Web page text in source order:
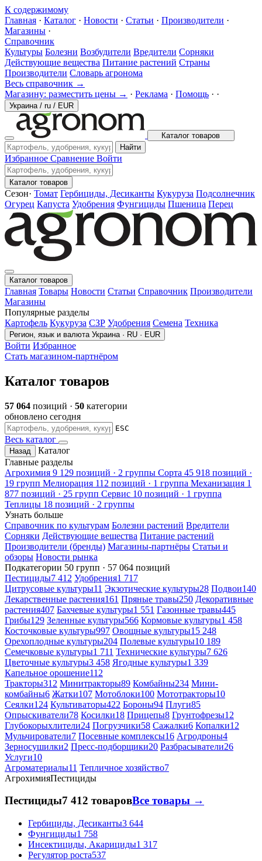
К содержимому
Главная · Каталог · Новости · Статьи · Производители ·
Магазины ·
Справочник
Культуры Болезни Возбудители Вредители Сорняки
Действующие вещества Питание растений Страны
Производители Словарь агронома
Весь справочник →
Магазину: разместить цены → · Реклама · Помощь · ·
Украина / ru / EUR
Каталог товаров
Найти
Избранное Сравнение Войти
Каталог товаров
Сезон· Томат Гербициды, Десиканты Кукуруза Подсолнечник
Огурец Капуста Удобрения Фунгициды Пшеница Перец
Каталог товаров
Главная Товары Новости Статьи Справочник Производители
Магазины
Популярные разделы
Картофель Кукуруза СЗР Удобрения Семена Техника
Регион, язык и валюта Украина · RU · EUR
Войти Избранное
Стать магазином-партнёром
Каталог товаров
57 064 позиций · 50 категории
обновлено сегодня
ESC
Весь каталог
Назад
Каталог
Главные разделы
Агрохимия 9 129 позиций · 2 группы Сорта 45 918 позиций ·
19 групп Мелиорация 112 позиций · 1 группа Механизация 1
877 позиций · 25 групп Сервис 10 позиций · 1 группа
Теплицы 18 позиций · 2 группы
Узнать больше
Справочник по культурам Болезни растений Вредители
Сорняки Действующие вещества Питание растений
Производители (бренды) Магазины-партнёры Статьи и
обзоры Новости рынка
Подкатегории 50 групп · 57 064 позиций
Пестициды7 412 Удобрения1 717
Цитрусовые культуры11 Экзотические культуры28 Подвои140
Лекарственные растения161 Пряные травы250 Декоративные
растения407 Бахчевые культуры1 551 Газонные травы445
Грибы129 Зеленные культуры566 Кормовые культуры1 458
Косточковые культуры997 Овощные культуры15 248
Орехоплодные культуры204 Полевые культуры10 189
Семечковые культуры1 711 Технические культуры7 626
Цветочные культуры3 458 Ягодные культуры1 339
Капельное орошение112
Тракторы312 Минитракторы89 Комбайны234 Мини-
комбайны6 Жатки107 Мотоблоки100 Мототракторы10
Сеялки124 Культиваторы422 Бороны94 Плуги85
Опрыскиватели78 Косилки18 Прицепы8 Грунтофрезы12
Глубокорыхлители24 Погрузчики58 Сажалки6 Копалки12
Мульчирователи7 Посевные комплексы16 Агродроны4
Зерносушилки2 Пресс-подборщики20 Разбрасыватели26
Услуги10
Агроматериалы11 Тепличное хозяйство7
АгрохимияПестициды
Пестициды7 412 товаровВсе товары →
Гербициды, Десиканты3 644
Фунгициды1 758
Инсектициды, Акарициды1 317
Регулятор роста537